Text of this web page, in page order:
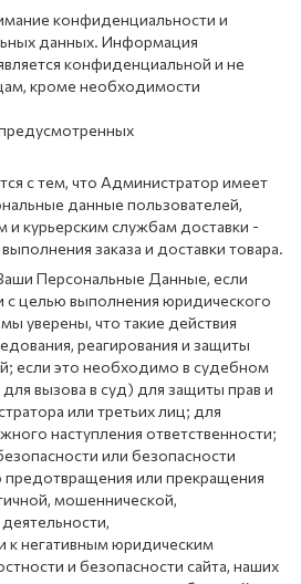
конфиденциальности и
данных. Информация
конфиденциальной и не
кроме необходимости
предусмотренных
с тем, что Администратор имеет
данные пользователей,
и курьерским службам доставки -
заказа и доставки товара.
Персональные Данные, если
с целью выполнения юридического
уверены, что такие действия
реагирования и защиты
если это необходимо в судебном
вызова в суд) для защиты прав и
или третьих лиц; для
наступления ответственности;
или безопасности
или прекращения
мошеннической,
к негативным юридическим
и безопасности сайта, наших